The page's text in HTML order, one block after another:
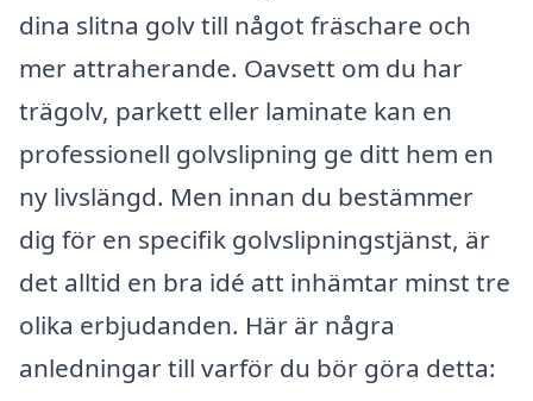
dina slitna golv till något fräschare och
mer attraherande. Oavsett om du har
trägolv, parkett eller laminate kan en
professionell golvslipning ge ditt hem en
ny livslängd. Men innan du bestämmer
dig för en specifik golvslipningstjänst, är
det alltid en bra idé att inhämtar minst tre
olika erbjudanden. Här är några
anledningar till varför du bör göra detta: